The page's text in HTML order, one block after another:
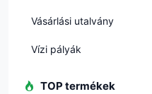
Vásárlási utalvány
Vízi pályák
TOP termékek